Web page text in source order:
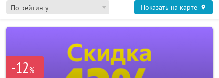
По рейтингу Показать на карте
-12%